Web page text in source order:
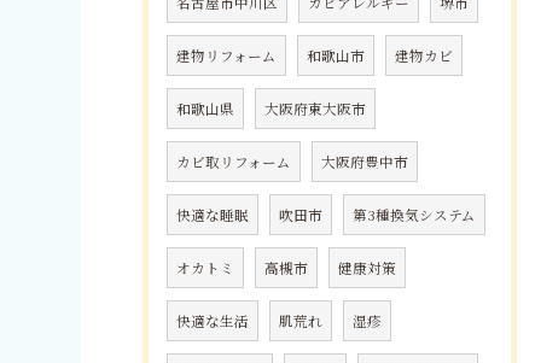
建物リフォーム 和歌山市 建物カビ
和歌山県 大阪府東大阪市
カビ取リフォーム 大阪府豊中市
快適な睡眠 吹田市 第3種換気システム
オカトミ 高槻市 健康対策
快適な生活 肌荒れ 湿疹